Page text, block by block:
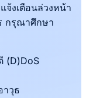
จ้งเตือนล่วงหน้า
กรุณาศึกษา
(D)DoS
าวุธ